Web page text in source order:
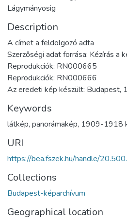
Lágymányosig
Description
A címet a feldolgozó adta
Szerzőségi adat forrása: Kézírás a
Reprodukciók: RN000665
Reprodukciók: RN000666
Az eredeti kép készült:
Keywords
látkép, panorámakép, 1909-1918
URI
https://bea.fszek.hu/handle/
Collections
Budapest-képarchívum
Geographical location